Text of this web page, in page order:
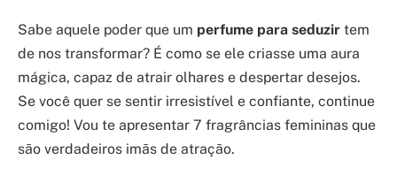
Sabe aquele poder que um perfume para seduzir tem
de nos transformar? É como se ele criasse uma aura
mágica, capaz de atrair olhares e despertar desejos.
Se você quer se sentir irresistível e confiante, continue
comigo! Vou te apresentar 7 fragrâncias femininas que
são verdadeiros imãs de atração.